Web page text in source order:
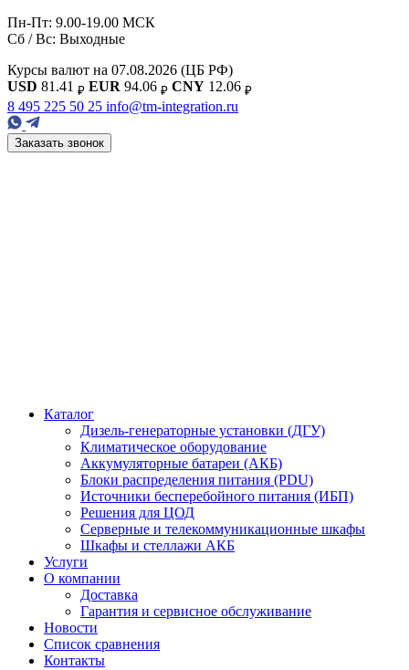
Пн-Пт: 9.00-19.00 МСК
Сб / Вс: Выходные
Курсы валют на 07.08.2026 (ЦБ РФ)
USD 81.41 ₽ EUR 94.06 ₽ CNY 12.06 ₽
8 495 225 50 25 info@tm-integration.ru
Заказать звонок
Каталог
Дизель-генераторные установки (ДГУ)
Климатическое оборудование
Аккумуляторные батареи (АКБ)
Блоки распределения питания (PDU)
Источники бесперебойного питания (ИБП)
Решения для ЦОД
Серверные и телекоммуникационные шкафы
Шкафы и стеллажи АКБ
Услуги
О компании
Доставка
Гарантия и сервисное обслуживание
Новости
Список сравнения
Контакты